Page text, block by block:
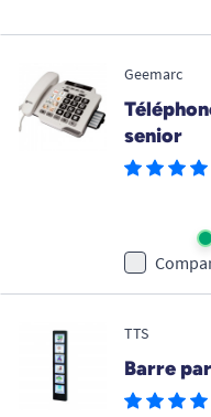
Geemarc
senior
TTS
Barre